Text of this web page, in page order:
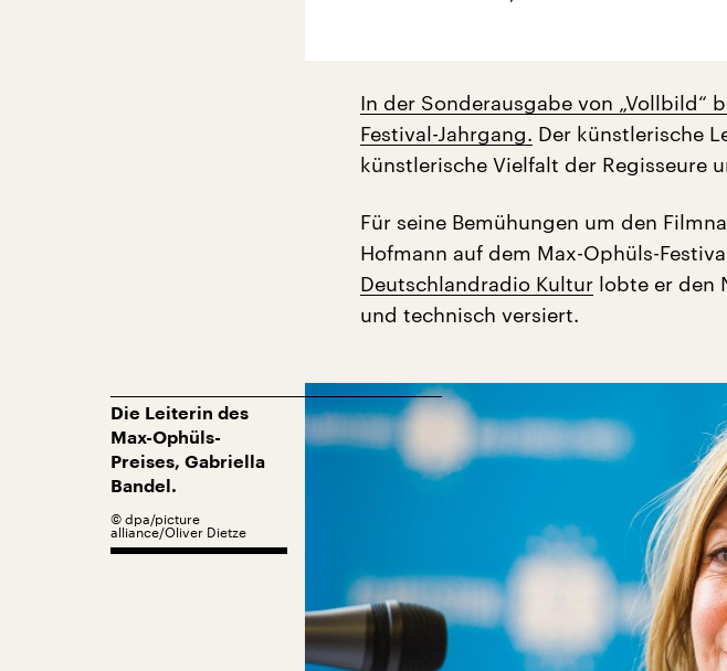
In der Sonderausgabe von „Vollbild“
Festival-Jahrgang. Der künstlerische
künstlerische Vielfalt der Regisseure
Für seine Bemühungen um den
Hofmann auf dem Max-Ophüls-
Deutschlandradio Kultur lobte er den
und technisch versiert.
Die Leiterin des
Max-Ophüls-
Preises, Gabriella
Bandel.
© dpa/picture
alliance/Oliver Dietze